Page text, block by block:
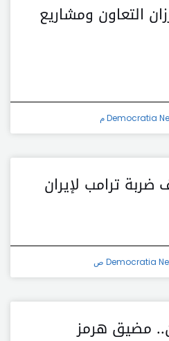
التعاون ومشاريع
Democratia
ترامب لإيران
Democratia
مضيق هرمز